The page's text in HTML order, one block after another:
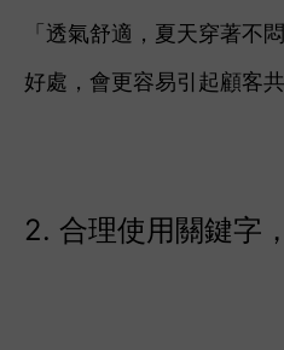
「透氣舒適，夏天穿著不
好處，會更容易引起顧客
2. 合理使用關鍵字